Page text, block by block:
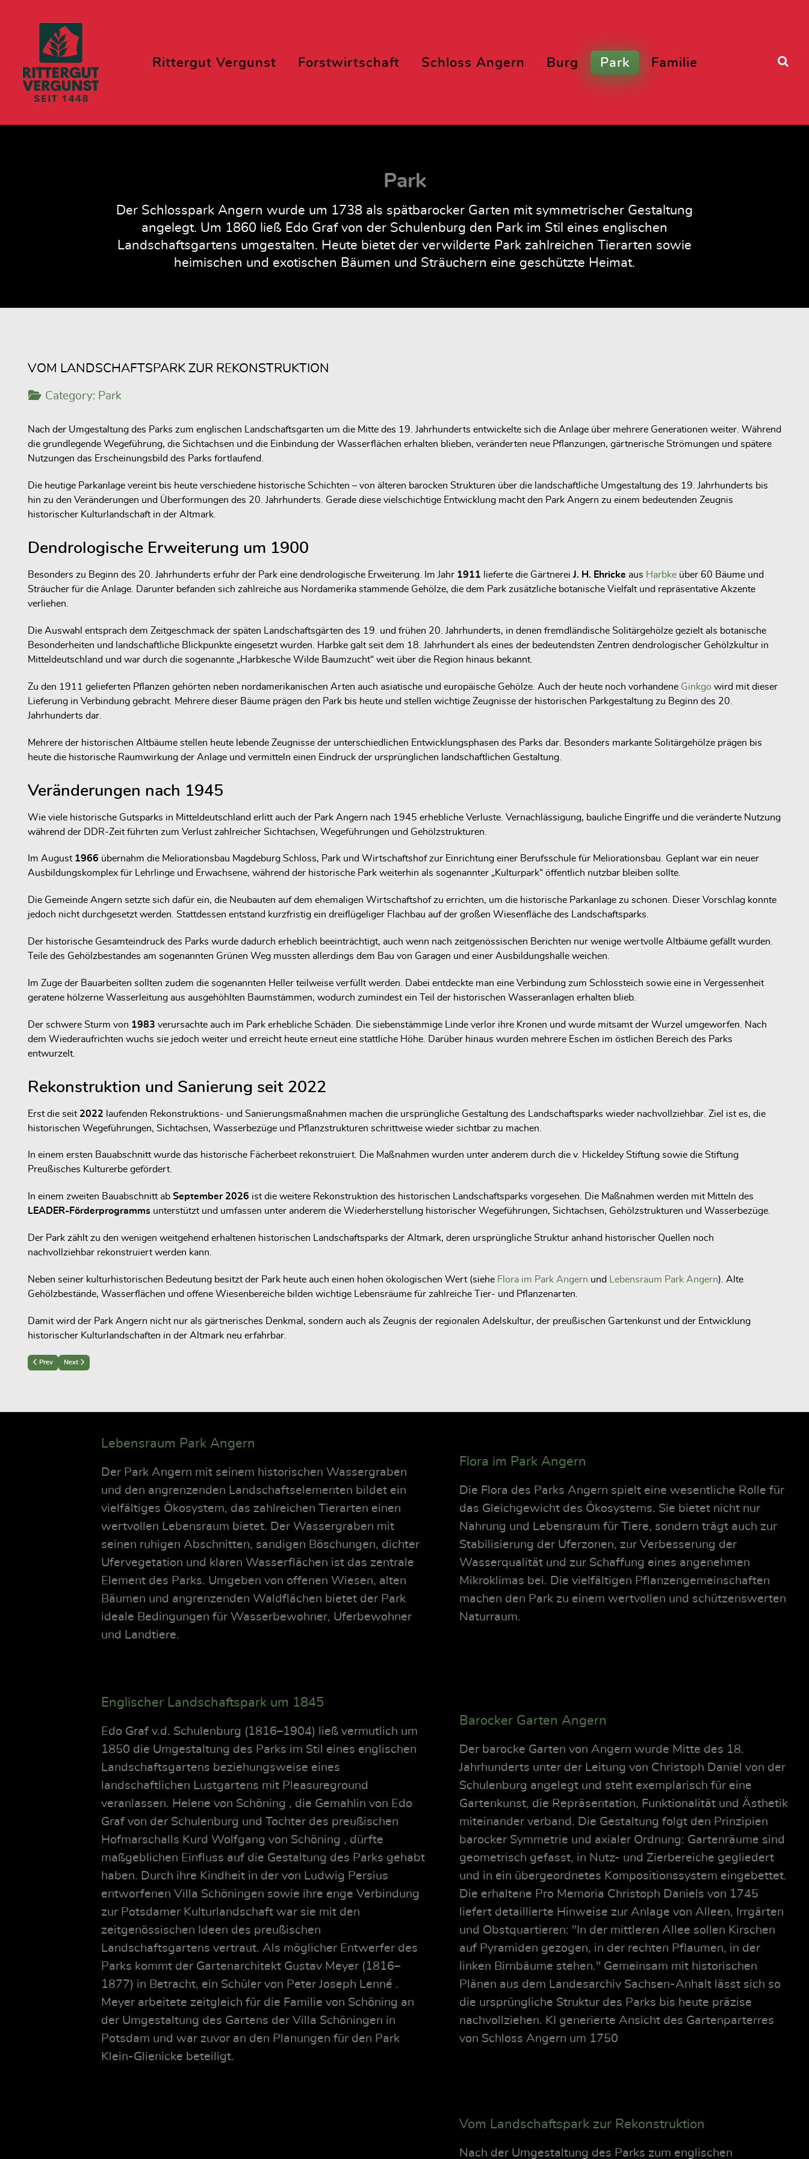
Rittergut Vergunst Forstwirtschaft Schloss Angern Burg Park Familie
Park
Der Schlosspark Angern wurde um 1738 als spätbarocker Garten mit symmetrischer Gestaltung
angelegt. Um 1860 ließ Edo Graf von der Schulenburg den Park im Stil eines englischen
Landschaftsgartens umgestalten. Heute bietet der verwilderte Park zahlreichen Tierarten sowie
heimischen und exotischen Bäumen und Sträuchern eine geschützte Heimat.
VOM LANDSCHAFTSPARK ZUR REKONSTRUKTION
Category: Park
Nach der Umgestaltung des Parks zum englischen Landschaftsgarten um die Mitte des 19. Jahrhunderts entwickelte sich die Anlage über mehrere Generationen weiter. Während
die grundlegende Wegeführung, die Sichtachsen und die Einbindung der Wasserflächen erhalten blieben, veränderten neue Pflanzungen, gärtnerische Strömungen und spätere
Nutzungen das Erscheinungsbild des Parks fortlaufend.
Die heutige Parkanlage vereint bis heute verschiedene historische Schichten – von älteren barocken Strukturen über die landschaftliche Umgestaltung des 19. Jahrhunderts bis
hin zu den Veränderungen und Überformungen des 20. Jahrhunderts. Gerade diese vielschichtige Entwicklung macht den Park Angern zu einem bedeutenden Zeugnis
historischer Kulturlandschaft in der Altmark.
Dendrologische Erweiterung um 1900
Besonders zu Beginn des 20. Jahrhunderts erfuhr der Park eine dendrologische Erweiterung. Im Jahr 1911 lieferte die Gärtnerei J. H. Ehricke aus Harbke über 60 Bäume und
Sträucher für die Anlage. Darunter befanden sich zahlreiche aus Nordamerika stammende Gehölze, die dem Park zusätzliche botanische Vielfalt und repräsentative Akzente
verliehen.
Die Auswahl entsprach dem Zeitgeschmack der späten Landschaftsgärten des 19. und frühen 20. Jahrhunderts, in denen fremdländische Solitärgehölze gezielt als botanische
Besonderheiten und landschaftliche Blickpunkte eingesetzt wurden. Harbke galt seit dem 18. Jahrhundert als eines der bedeutendsten Zentren dendrologischer Gehölzkultur in
Mitteldeutschland und war durch die sogenannte „Harbkesche Wilde Baumzucht“ weit über die Region hinaus bekannt.
Zu den 1911 gelieferten Pflanzen gehörten neben nordamerikanischen Arten auch asiatische und europäische Gehölze. Auch der heute noch vorhandene Ginkgo wird mit dieser
Lieferung in Verbindung gebracht. Mehrere dieser Bäume prägen den Park bis heute und stellen wichtige Zeugnisse der historischen Parkgestaltung zu Beginn des 20.
Jahrhunderts dar.
Mehrere der historischen Altbäume stellen heute lebende Zeugnisse der unterschiedlichen Entwicklungsphasen des Parks dar. Besonders markante Solitärgehölze prägen bis
heute die historische Raumwirkung der Anlage und vermitteln einen Eindruck der ursprünglichen landschaftlichen Gestaltung.
Veränderungen nach 1945
Wie viele historische Gutsparks in Mitteldeutschland erlitt auch der Park Angern nach 1945 erhebliche Verluste. Vernachlässigung, bauliche Eingriffe und die veränderte Nutzung
während der DDR-Zeit führten zum Verlust zahlreicher Sichtachsen, Wegeführungen und Gehölzstrukturen.
Im August 1966 übernahm die Meliorationsbau Magdeburg Schloss, Park und Wirtschaftshof zur Einrichtung einer Berufsschule für Meliorationsbau. Geplant war ein neuer
Ausbildungskomplex für Lehrlinge und Erwachsene, während der historische Park weiterhin als sogenannter „Kulturpark“ öffentlich nutzbar bleiben sollte.
Die Gemeinde Angern setzte sich dafür ein, die Neubauten auf dem ehemaligen Wirtschaftshof zu errichten, um die historische Parkanlage zu schonen. Dieser Vorschlag konnte
jedoch nicht durchgesetzt werden. Stattdessen entstand kurzfristig ein dreiflügeliger Flachbau auf der großen Wiesenfläche des Landschaftsparks.
Der historische Gesamteindruck des Parks wurde dadurch erheblich beeinträchtigt, auch wenn nach zeitgenössischen Berichten nur wenige wertvolle Altbäume gefällt wurden.
Teile des Gehölzbestandes am sogenannten Grünen Weg mussten allerdings dem Bau von Garagen und einer Ausbildungshalle weichen.
Im Zuge der Bauarbeiten sollten zudem die sogenannten Heller teilweise verfüllt werden. Dabei entdeckte man eine Verbindung zum Schlossteich sowie eine in Vergessenheit
geratene hölzerne Wasserleitung aus ausgehöhlten Baumstämmen, wodurch zumindest ein Teil der historischen Wasseranlagen erhalten blieb.
Der schwere Sturm von 1983 verursachte auch im Park erhebliche Schäden. Die siebenstämmige Linde verlor ihre Kronen und wurde mitsamt der Wurzel umgeworfen. Nach
dem Wiederaufrichten wuchs sie jedoch weiter und erreicht heute erneut eine stattliche Höhe. Darüber hinaus wurden mehrere Eschen im östlichen Bereich des Parks
entwurzelt.
Rekonstruktion und Sanierung seit 2022
Erst die seit 2022 laufenden Rekonstruktions- und Sanierungsmaßnahmen machen die ursprüngliche Gestaltung des Landschaftsparks wieder nachvollziehbar. Ziel ist es, die
historischen Wegeführungen, Sichtachsen, Wasserbezüge und Pflanzstrukturen schrittweise wieder sichtbar zu machen.
In einem ersten Bauabschnitt wurde das historische Fächerbeet rekonstruiert. Die Maßnahmen wurden unter anderem durch die v. Hickeldey Stiftung sowie die Stiftung
Preußisches Kulturerbe gefördert.
In einem zweiten Bauabschnitt ab September 2026 ist die weitere Rekonstruktion des historischen Landschaftsparks vorgesehen. Die Maßnahmen werden mit Mitteln des
LEADER-Förderprogramms unterstützt und umfassen unter anderem die Wiederherstellung historischer Wegeführungen, Sichtachsen, Gehölzstrukturen und Wasserbezüge.
Der Park zählt zu den wenigen weitgehend erhaltenen historischen Landschaftsparks der Altmark, deren ursprüngliche Struktur anhand historischer Quellen noch
nachvollziehbar rekonstruiert werden kann.
Neben seiner kulturhistorischen Bedeutung besitzt der Park heute auch einen hohen ökologischen Wert (siehe Flora im Park Angern und Lebensraum Park Angern). Alte
Gehölzbestände, Wasserflächen und offene Wiesenbereiche bilden wichtige Lebensräume für zahlreiche Tier- und Pflanzenarten.
Damit wird der Park Angern nicht nur als gärtnerisches Denkmal, sondern auch als Zeugnis der regionalen Adelskultur, der preußischen Gartenkunst und der Entwicklung
historischer Kulturlandschaften in der Altmark neu erfahrbar.
Previous article: Das Fächerbeet von 1845
Prev Next article: Lebensraum Park Angern
Next
Lebensraum Park Angern
Der Park Angern mit seinem historischen Wassergraben
und den angrenzenden Landschaftselementen bildet ein
vielfältiges Ökosystem, das zahlreichen Tierarten einen
wertvollen Lebensraum bietet. Der Wassergraben mit
seinen ruhigen Abschnitten, sandigen Böschungen, dichter
Ufervegetation und klaren Wasserflächen ist das zentrale
Element des Parks. Umgeben von offenen Wiesen, alten
Bäumen und angrenzenden Waldflächen bietet der Park
ideale Bedingungen für Wasserbewohner, Uferbewohner
und Landtiere.
Flora im Park Angern
Die Flora des Parks Angern spielt eine wesentliche Rolle für
das Gleichgewicht des Ökosystems. Sie bietet nicht nur
Nahrung und Lebensraum für Tiere, sondern trägt auch zur
Stabilisierung der Uferzonen, zur Verbesserung der
Wasserqualität und zur Schaffung eines angenehmen
Mikroklimas bei. Die vielfältigen Pflanzengemeinschaften
machen den Park zu einem wertvollen und schützenswerten
Naturraum.
Englischer Landschaftspark um 1845
Edo Graf v.d. Schulenburg (1816–1904) ließ vermutlich um
1850 die Umgestaltung des Parks im Stil eines englischen
Landschaftsgartens beziehungsweise eines
landschaftlichen Lustgartens mit Pleasureground
veranlassen. Helene von Schöning , die Gemahlin von Edo
Graf von der Schulenburg und Tochter des preußischen
Hofmarschalls Kurd Wolfgang von Schöning , dürfte
maßgeblichen Einfluss auf die Gestaltung des Parks gehabt
haben. Durch ihre Kindheit in der von Ludwig Persius
entworfenen Villa Schöningen sowie ihre enge Verbindung
zur Potsdamer Kulturlandschaft war sie mit den
zeitgenössischen Ideen des preußischen
Landschaftsgartens vertraut. Als möglicher Entwerfer des
Parks kommt der Gartenarchitekt Gustav Meyer (1816–
1877) in Betracht, ein Schüler von Peter Joseph Lenné .
Meyer arbeitete zeitgleich für die Familie von Schöning an
der Umgestaltung des Gartens der Villa Schöningen in
Potsdam und war zuvor an den Planungen für den Park
Klein-Glienicke beteiligt.
Barocker Garten Angern
Der barocke Garten von Angern wurde Mitte des 18.
Jahrhunderts unter der Leitung von Christoph Daniel von der
Schulenburg angelegt und steht exemplarisch für eine
Gartenkunst, die Repräsentation, Funktionalität und Ästhetik
miteinander verband. Die Gestaltung folgt den Prinzipien
barocker Symmetrie und axialer Ordnung: Gartenräume sind
geometrisch gefasst, in Nutz- und Zierbereiche gegliedert
und in ein übergeordnetes Kompositionssystem eingebettet.
Die erhaltene Pro Memoria Christoph Daniels von 1745
liefert detaillierte Hinweise zur Anlage von Alleen, Irrgärten
und Obstquartieren: "In der mittleren Allee sollen Kirschen
auf Pyramiden gezogen, in der rechten Pflaumen, in der
linken Birnbäume stehen." Gemeinsam mit historischen
Plänen aus dem Landesarchiv Sachsen-Anhalt lässt sich so
die ursprüngliche Struktur des Parks bis heute präzise
nachvollziehen. KI generierte Ansicht des Gartenparterres
von Schloss Angern um 1750
Vom Landschaftspark zur Rekonstruktion
Nach der Umgestaltung des Parks zum englischen